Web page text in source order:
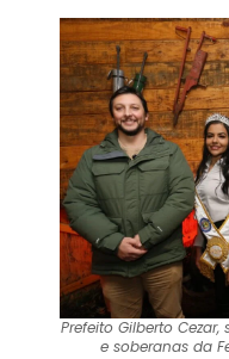
Prefeito Gilberto
e soberanas da